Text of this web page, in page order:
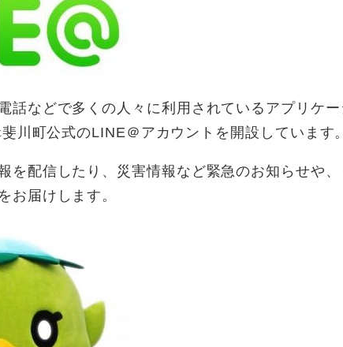
話などで多くの人々に利用されているアプリケー
川町公式のLINE＠アカウントを開設しています。
を配信したり、災害情報など緊急のお知らせや
お届けします。